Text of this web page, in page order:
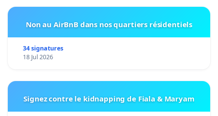
Non au AirBnB dans nos quartiers résidentiels
34 signatures
18 Jul 2026
Signez contre le kidnapping de Fiala & Maryam